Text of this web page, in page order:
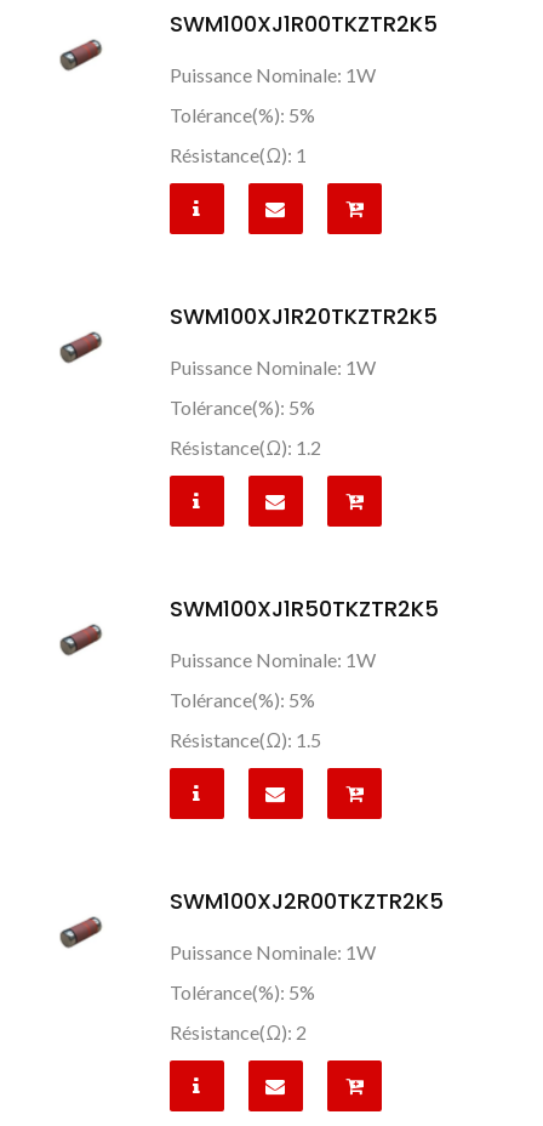
SWM100XJ1R00TKZTR2K5
Puissance Nominale: 1W
Tolérance(%): 5%
Résistance(Ω): 1
SWM100XJ1R20TKZTR2K5
Puissance Nominale: 1W
Tolérance(%): 5%
Résistance(Ω): 1.2
SWM100XJ1R50TKZTR2K5
Puissance Nominale: 1W
Tolérance(%): 5%
Résistance(Ω): 1.5
SWM100XJ2R00TKZTR2K5
Puissance Nominale: 1W
Tolérance(%): 5%
Résistance(Ω): 2